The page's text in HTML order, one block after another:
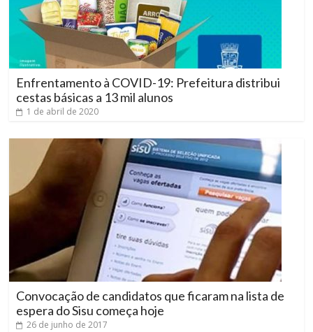
Enfrentamento à COVID-19: Prefeitura distribui
cestas básicas a 13 mil alunos
1 de abril de 2020
Convocação de candidatos que ficaram na lista de
espera do Sisu começa hoje
26 de junho de 2017